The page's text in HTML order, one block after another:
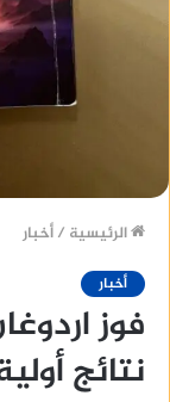
الرئيسية /أخبار
أخبار
فوز
نتائج